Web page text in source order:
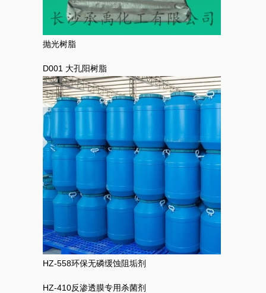
抛光树脂
D001 大孔阳树脂
HZ-558环保无磷缓蚀阻垢剂
HZ-410反渗透膜专用杀菌剂